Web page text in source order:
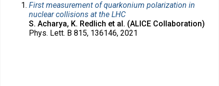
First measurement of quarkonium polarization in
nuclear collisions at the LHC
S. Acharya, K. Redlich et al. (ALICE Collaboration)
Phys. Lett. B 815, 136146, 2021